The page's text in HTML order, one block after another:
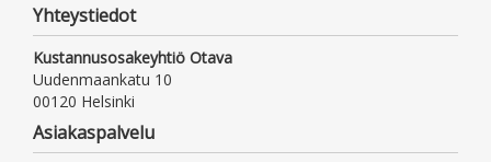
Yhteystiedot
Kustannusosakeyhtiö Otava
Uudenmaankatu 10
00120 Helsinki
Asiakaspalvelu